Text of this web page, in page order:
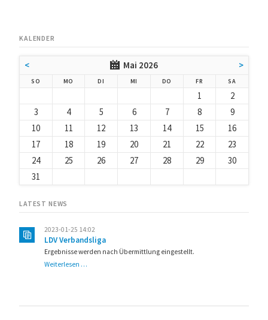
KALENDER
< Mai 2026 >
SO MO DI MI TTWOCHDO NNERSTAG
FR SAMSTAG
1
2
3
4 5 6 7 8
9
10
11 12 13 14 15
16
17
18 19 20 21 22
23
24
25 26 27 28 29
30
31
LATEST NEWS
2023-01-25 14:02
LDV Verbandsliga
Ergebnisse werden nach Übermittlung eingestellt.
Weiterlesen …